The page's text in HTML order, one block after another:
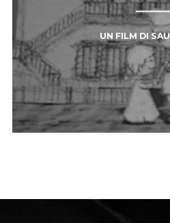
UN FILM DI